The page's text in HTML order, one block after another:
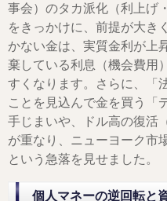
事会）のタカ派化（利上げ
をきっかけに、前提が大き
かない金は、実質金利が上
棄している利息（機会費用
すくなります。さらに、「
ことを見込んで金を買う「
手じまいや、ドル高の復活
が重なり、ニューヨーク市
という急落を見せました。
個人マネーの逆回転と